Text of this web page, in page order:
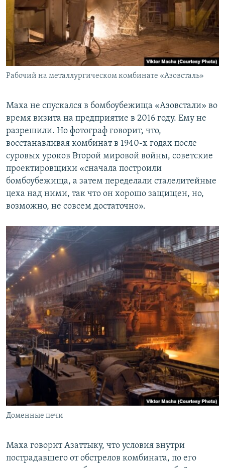
Рабочий на металлургическом комбинате «Азовсталь»
Маха не спускался в бомбоубежища «Азовстали» во
время визита на предприятие в 2016 году. Ему не
разрешили. Но фотограф говорит, что,
восстанавливая комбинат в 1940-х годах после
суровых уроков Второй мировой войны, советские
проектировщики «сначала построили
бомбоубежища, а затем переделали сталелитейные
цеха над ними, так что он хорошо защищен, но,
возможно, не совсем достаточно».
Доменные печи
Маха говорит Азаттыку, что условия внутри
пострадавшего от обстрелов комбината, по его